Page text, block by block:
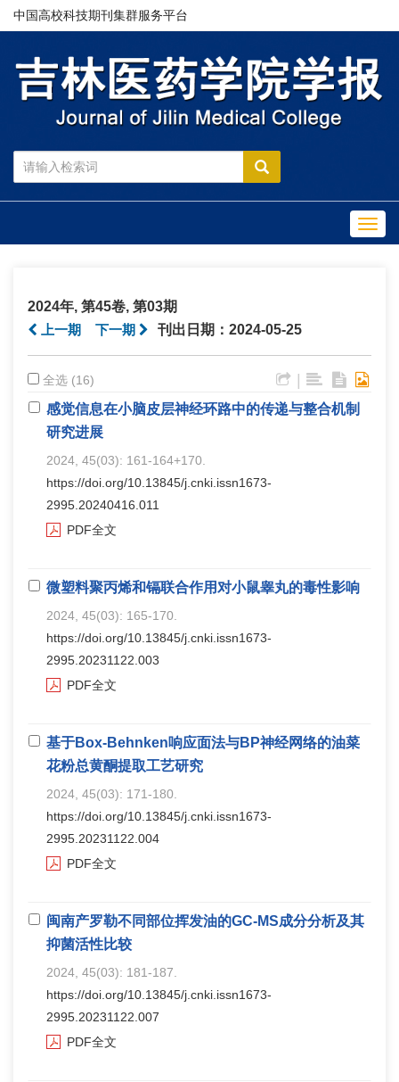
中国高校科技期刊集群服务平台
2024年, 第45卷, 第03期
刊出日期：2024-05-25
上一期 下一期
全选 (16)
感觉信息在小脑皮层神经环路中的传递与整合机制
研究进展
2024, 45(03): 161-164+170.
https://doi.org/10.13845/j.cnki.issn1673-
2995.20240416.011
PDF全文
微塑料聚丙烯和镉联合作用对小鼠睾丸的毒性影响
2024, 45(03): 165-170.
https://doi.org/10.13845/j.cnki.issn1673-
2995.20231122.003
PDF全文
基于Box-Behnken响应面法与BP神经网络的油菜
花粉总黄酮提取工艺研究
2024, 45(03): 171-180.
https://doi.org/10.13845/j.cnki.issn1673-
2995.20231122.004
PDF全文
闽南产罗勒不同部位挥发油的GC-MS成分分析及其
抑菌活性比较
2024, 45(03): 181-187.
https://doi.org/10.13845/j.cnki.issn1673-
2995.20231122.007
PDF全文